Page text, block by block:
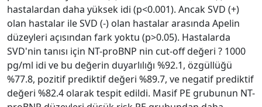
hastalardan daha yüksek idi (p<0.001). Ancak SVD (+)
olan hastalar ile SVD (-) olan hastalar arasında Apelin
düzeyleri açısından fark yoktu (p>0.05). Hastalarda
SVD'nin tanısı için NT-proBNP nin cut-off değeri ? 1000
pg/ml idi ve bu değerin duyarlılığı %92.1, özgüllüğü
%77.8, pozitif prediktif değeri %89.7, ve negatif prediktif
değeri %82.4 olarak tespit edildi. Masif PE grubunun NT-